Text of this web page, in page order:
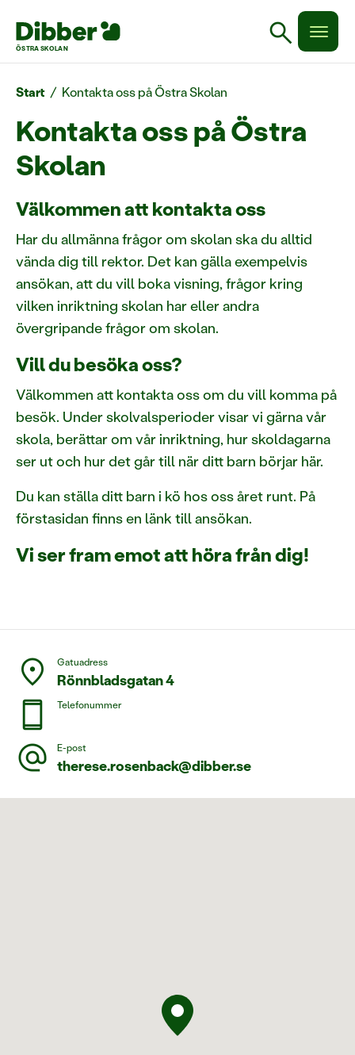
ÖSTRA SKOLAN search
Start / Kontakta oss på Östra Skolan
Kontakta oss på Östra
Skolan
Välkommen att kontakta oss
Har du allmänna frågor om skolan ska du alltid
vända dig till rektor. Det kan gälla exempelvis
ansökan, att du vill boka visning, frågor kring
vilken inriktning skolan har eller andra
övergripande frågor om skolan.
Vill du besöka oss?
Välkommen att kontakta oss om du vill komma på
besök. Under skolvalsperioder visar vi gärna vår
skola, berättar om vår inriktning, hur skoldagarna
ser ut och hur det går till när ditt barn börjar här.
Du kan ställa ditt barn i kö hos oss året runt. På
förstasidan finns en länk till ansökan.
Vi ser fram emot att höra från dig!
location_on Gatuadress
Rönnbladsgatan 4
smartphone Telefonummer
alternate_email E-post
therese.rosenback@dibber.se